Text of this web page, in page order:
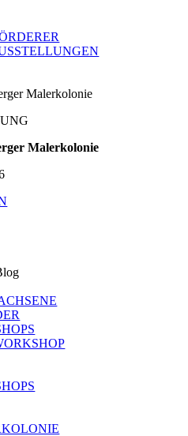
Malerkolonie